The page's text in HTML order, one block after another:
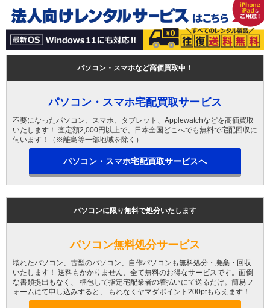
パソコン・スマホなど高価買取中！
パソコン・スマホ宅配買取サービス
不要になったパソコン、スマホ、タブレット、Applewatchなどを高価買取
いたします！ 査定額2,000円以上で、日本全国どこへでも無料で宅配回収に
伺います！（※離島等一部地域を除く）
パソコン・スマホ宅配買取サービスへ
パソコンに限り無料で処分いたします
パソコン無料処分サービス
壊れたパソコン、古型のパソコン、自作パソコンも無料処分・廃棄・回収
いたします！ 送料もかかりません、全て無料のお得なサービスです。面倒
な書類提出もなく、 梱包して指定宅配業者の着払いにて送るだけ。簡易フ
ォームにて申し込みすると、 もれなくヤマダポイント200ptもらえます！